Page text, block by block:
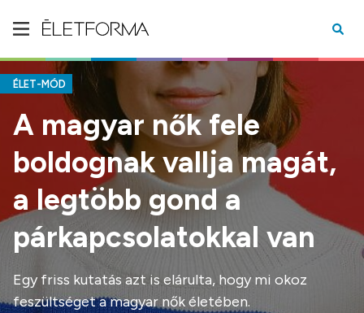
ÉLET-MÓD
A magyar nők fele
boldognak vallja magát,
a legtöbb gond a
párkapcsolatokkal van
Egy friss kutatás azt is elárulta, hogy mi okoz
feszültséget a magyar nők életében.